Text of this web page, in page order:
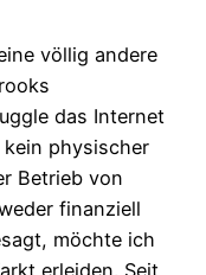
völlig andere
das Internet
physischer
Betrieb von
finanziell
möchte ich
erleiden. Seit